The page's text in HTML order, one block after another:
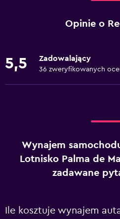
Opinie o
5,5 Zadowalający
36 zweryfikowanych
Wynajem
Lotnisko Palma de
zadawane
Ile kosztuje wynajem